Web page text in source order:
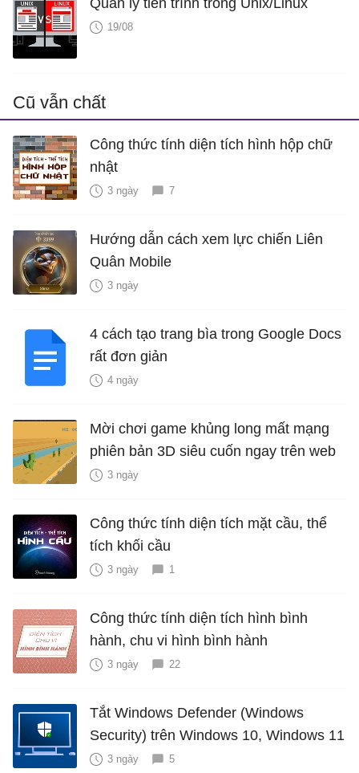
Quản lý tiến trình trong Unix/Linux
19/08
Cũ vẫn chất
Công thức tính diện tích hình hộp chữ
nhật
3 ngày 7
Hướng dẫn cách xem lực chiến Liên
Quân Mobile
3 ngày
4 cách tạo trang bìa trong Google Docs
rất đơn giản
4 ngày
Mời chơi game khủng long mất mạng
phiên bản 3D siêu cuốn ngay trên web
3 ngày
Công thức tính diện tích mặt cầu, thể
tích khối cầu
3 ngày 1
Công thức tính diện tích hình bình
hành, chu vi hình bình hành
3 ngày 22
Tắt Windows Defender (Windows
Security) trên Windows 10, Windows 11
3 ngày 5